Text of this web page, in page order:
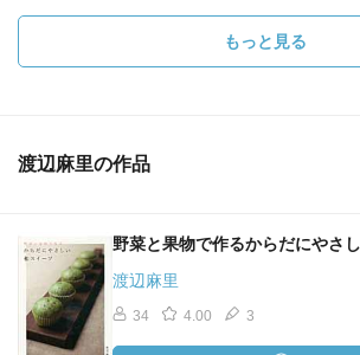
もっと見る
渡辺麻里の作品
野菜と果物で作るからだにやさ
渡辺麻里
34 4.00 3